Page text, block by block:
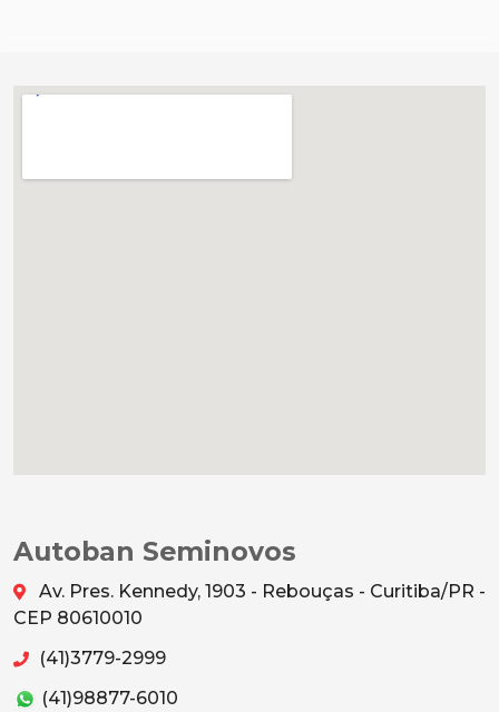
Autoban Seminovos
Av. Pres. Kennedy, 1903 - Rebouças - Curitiba/PR -
CEP 80610010
(41)3779-2999
(41)98877-6010